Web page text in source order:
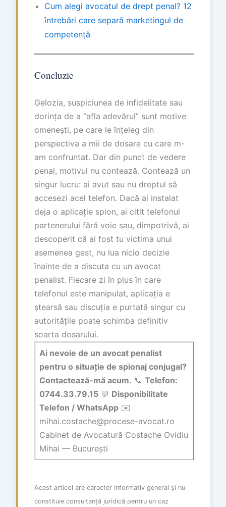
Cum alegi avocatul de drept penal? 12
întrebări care separă marketingul de
competență
Concluzie
Gelozia, suspiciunea de infidelitate sau
dorința de a “afla adevărul” sunt motive
omenești, pe care le înțeleg din
perspectiva a mii de dosare cu care m-
am confruntat. Dar din punct de vedere
penal, motivul nu contează. Contează un
singur lucru: ai avut sau nu dreptul să
accesezi acel telefon. Dacă ai instalat
deja o aplicație spion, ai citit telefonul
partenerului fără voie sau, dimpotrivă, ai
descoperit că ai fost tu victima unui
asemenea gest, nu lua nicio decizie
înainte de a discuta cu un avocat
penalist. Fiecare zi în plus în care
telefonul este manipulat, aplicația e
ștearsă sau discuția e purtată singur cu
autoritățile poate schimba definitiv
soarta dosarului.
Ai nevoie de un avocat penalist
pentru o situație de spionaj conjugal?
Contactează-mă acum. 📞 Telefon:
0744.33.79.15 💬 Disponibilitate
Telefon / WhatsApp ✉️
mihai.costache@procese-avocat.ro
Cabinet de Avocatură Costache Ovidiu
Mihai — București
Acest articol are caracter informativ general și nu
constituie consultanță juridică pentru un caz